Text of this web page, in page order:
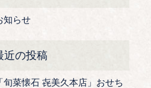
知らせ
旬菜懐石 㐂美久本店」おせち